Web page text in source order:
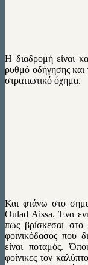
Η διαδρομή είναι
ρυθμό οδήγησης και
στρατιωτικό όχημα.
Και φτάνω στο
Oulad Aissa. Ένα
πως βρίσκεσαι
φοινικόδασος που
είναι ποταμός.
φοίνικες τον